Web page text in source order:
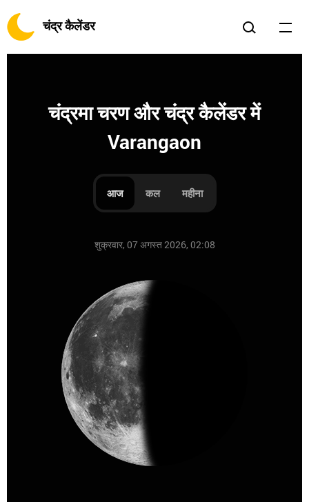
चंद्र कैलेंडर
चंद्रमा चरण और चंद्र कैलेंडर में
Varangaon
आज कल महीना
शुक्रवार, 07 अगस्त 2026, 02:08